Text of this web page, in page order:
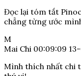
Đọc lại tóm tắt
chẳng từng ước
M
Mai Chi 00:09:09
Mình thích nhất chi